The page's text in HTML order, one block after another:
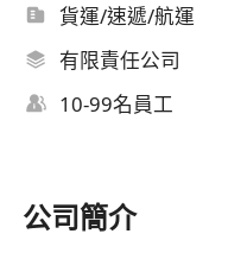
貨運/速遞/航運
有限責任公司
10-99名員工
公司簡介